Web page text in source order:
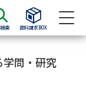
索 資料請求BOX
料検索
学問・研究